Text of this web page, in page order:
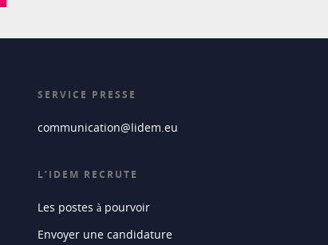
SERVICE PRESSE
communication@lidem.eu
L’IDEM RECRUTE
Les postes à pourvoir
Envoyer une candidature